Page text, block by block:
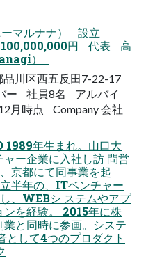
マルナナ） 設立
円 代表 高
）
川区西五反田7-22-17
ー 社員8名 アルバイ
月時点 Company 会社
年生まれ。山口大
ー企業に入社し訪 問営
京都にて同事業を起
半年の、ITベンチャー
、WEBシ ステムやアプ
ンを経験。 2015年に株
と同時に参画。システ
として4つのプロダクト